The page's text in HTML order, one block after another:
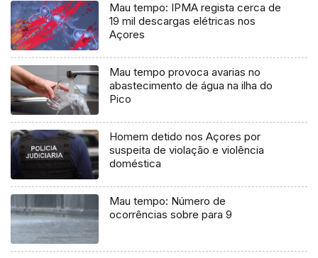
Mau tempo: IPMA regista cerca de
19 mil descargas elétricas nos
Açores
Mau tempo provoca avarias no
abastecimento de água na ilha do
Pico
Homem detido nos Açores por
suspeita de violação e violência
doméstica
Mau tempo: Número de
ocorrências sobre para 9